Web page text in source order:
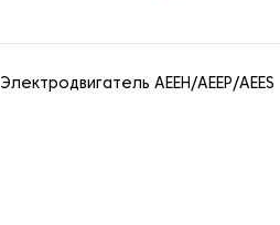
Электродвигатель AEEH/AEEP/AEES